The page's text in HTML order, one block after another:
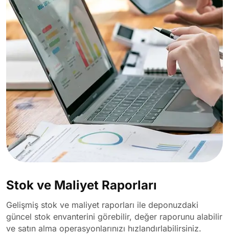
Stok ve Maliyet Raporları
Gelişmiş stok ve maliyet raporları ile deponuzdaki
güncel stok envanterini görebilir, değer raporunu alabilir
ve satın alma operasyonlarınızı hızlandırlabilirsiniz.